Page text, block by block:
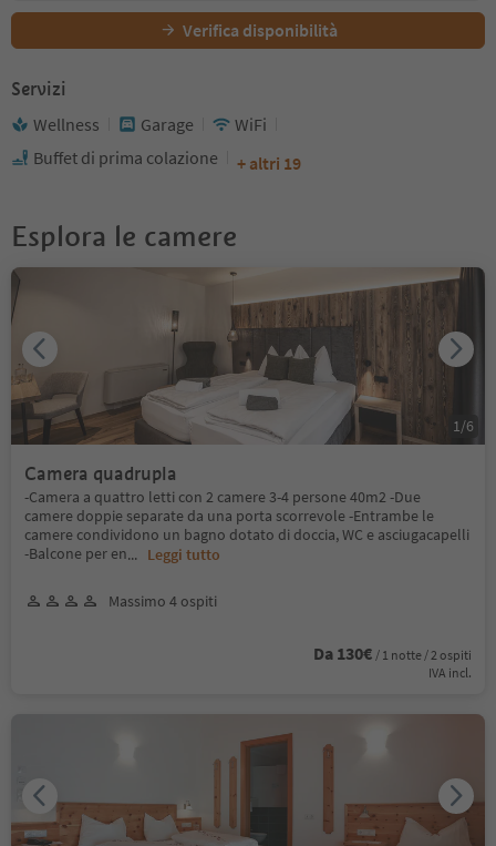
Verifica disponibilità
Servizi
Wellness Garage
WiFi
Buffet di prima colazione
+ altri 19
Esplora le camere
Camera quadrupla
-Camera a quattro letti con 2 camere 3-4 persone 40m2 -Due
camere doppie separate da una porta scorrevole -Entrambe le
camere condividono un bagno dotato di doccia, WC e asciugacapelli
-Balcone per en... Leggi tutto
Massimo 4 ospiti
Da 130€ / 1 notte / 2 ospiti
IVA incl.
1 /6